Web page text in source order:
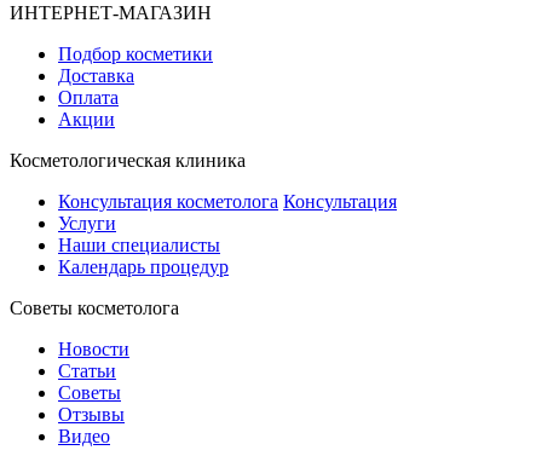
ИНТЕРНЕТ-МАГАЗИН
Подбор косметики
Доставка
Оплата
Акции
Косметологическая клиника
Консультация косметолога Консультация
Услуги
Наши специалисты
Календарь процедур
Cоветы косметолога
Новости
Статьи
Советы
Отзывы
Видео